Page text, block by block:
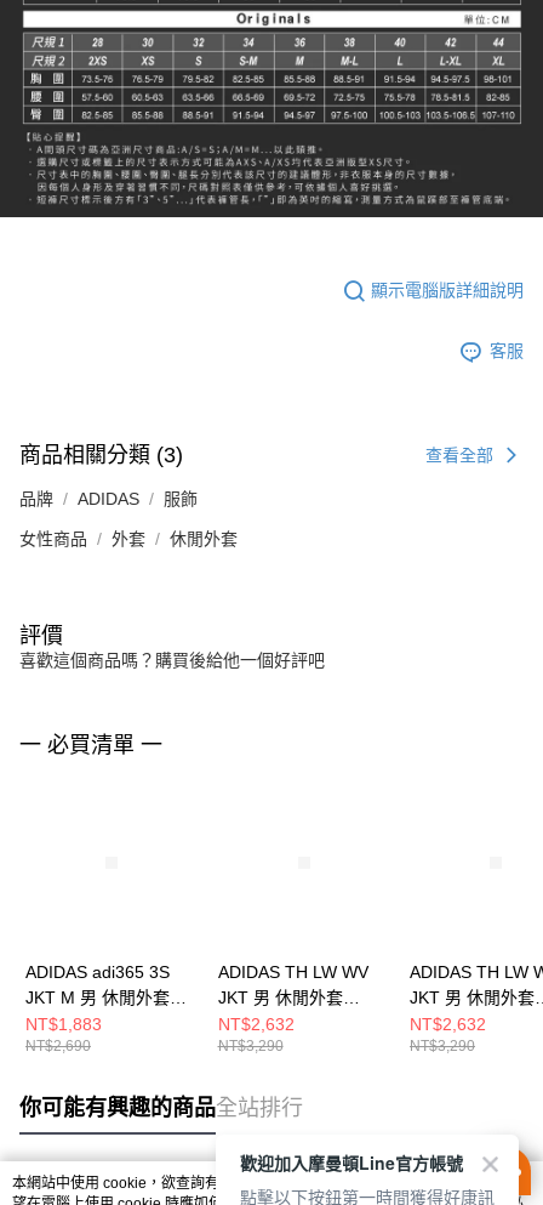
顯示電腦版詳細說明
客服
商品相關分類 (3) 查看全部
品牌 ADIDAS 服飾
女性商品 外套 休閒外套
評價
喜歡這個商品嗎？購買後給他一個好評吧
一 必買清單 一
ADIDAS adi365 3S
JKT M 男 休閒外套
KQ8061
NT$1,883
NT$2,690
ADIDAS TH LW WV
JKT 男 休閒外套
KR2511
NT$2,632
NT$3,290
ADIDAS TH LW
JKT 男 休閒外套
KR2512
NT$2,632
NT$3,290
你可能有興趣的商品全站排行
本網站中使用 cookie，欲查詢有關本網站使用 cookie 方式之詳情，及若您不希
歡迎加入摩曼頓Line官方帳號
點擊以下按鈕第一時間獲得好康訊